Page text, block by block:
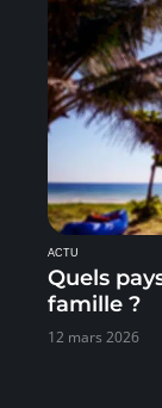
ACTU
Quels
famille ?
12 mars 2026